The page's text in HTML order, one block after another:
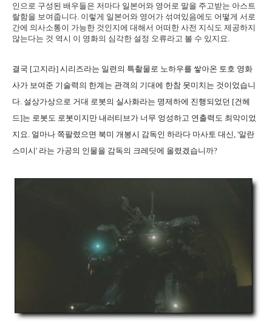
인으로 구성된 배우들은 저마다 일본어와 영어로 말을 주고받는 아스트
랄함을 보여줍니다. 이렇게 일본어와 영어가 섞여있음에도 어떻게 서로
간에 의사소통이 가능한 것인지에 대해서 어떠한 사전 지식도 제공하지
않는다는 것 역시 이 영화의 심각한 설정 오류라고 볼 수 있지요.
결국 [고지라] 시리즈라는 일련의 특촬물로 노하우를 쌓아온 토호 영화
사가 보여준 기술력의 한계는 관객의 기대에 한참 못미치는 것이었습니
다. 설상가상으로 거대 로봇의 실사화라는 명제하에 진행되었던 [건헤
드]는 로봇도 로봇이지만 내러티브가 너무 엉성하고 연출력도 최악이었
지요. 얼마나 쪽팔렸으면 북미 개봉시 감독인 하라다 마사토 대신, '알란
스미시' 라는 가공의 인물을 감독의 크레딧에 올렸겠습니까?